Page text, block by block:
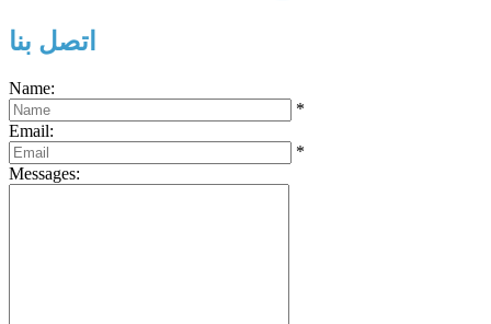
اتصل بنا
Name:
*
Email:
*
Messages: